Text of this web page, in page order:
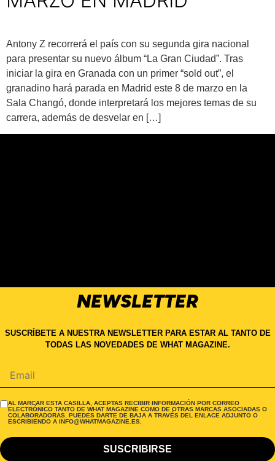
Antony Z recorrerá el país con su segunda gira nacional
para presentar su nuevo álbum “La Gran Ciudad”. Tras
iniciar la gira en Granada con un primer “sold out”, el
granadino hará parada en Madrid este 8 de marzo en la
Sala Changó, donde interpretará los mejores temas de su
carrera, además de desvelar en […]
NEWSLETTER
SUSCRÍBETE A NUESTRA NEWSLETTER PARA ESTAR AL TANTO DE
TODAS LAS NOVEDADES DE WHAT MAGAZINE.
AL MARCAR ESTA CASILLA, ACEPTAS RECIBIR INFORMACIÓN POR CORREO
ELECTRÓNICO TANTO DE WHAT MAGAZINE COMO DE OTRAS MARCAS ASOCIADAS O
COLABORADORAS. PUEDES DARTE DE BAJA A TRAVÉS DEL ENLACE ADJUNTO O
ESCRIBIENDO A INFO@WHATMAGAZINE.ES.